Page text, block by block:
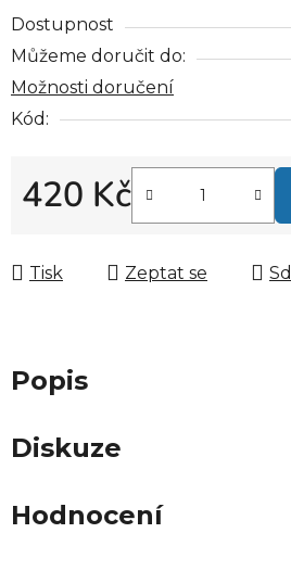
Dostupnost
Můžeme doručit do:
Možnosti doručení
Kód:
420 Kč
Tisk Zeptat se
Popis
Diskuze
Hodnocení